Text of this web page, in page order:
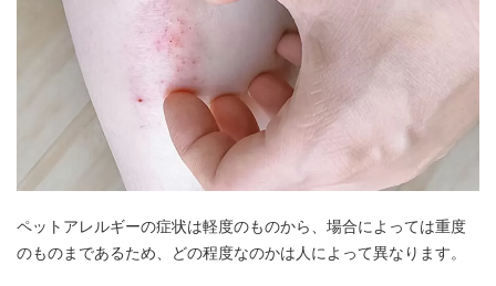
ペットアレルギーの症状は軽度のものから、場合によっては重度
のものまであるため、どの程度なのかは人によって異なります。